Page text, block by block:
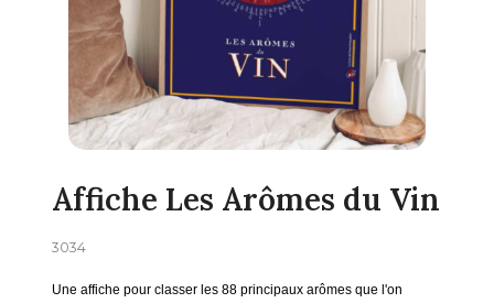
Affiche Les Arômes du Vin
3034
Une affiche pour classer les 88 principaux arômes que l'on